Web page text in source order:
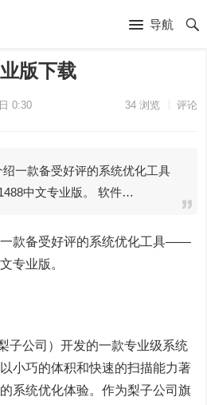
导航
版下载
0:30 34浏览 评论
一款备受好评的系统优化工具
中文专业版。 软件…
款备受好评的系统优化工具——
专业版。
子公司）开发的一款专业级系统
小巧的体积和快速的扫描能力著
系统优化体验。作为梨子公司旗